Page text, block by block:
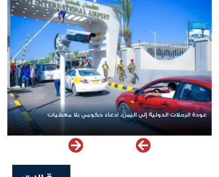
عودة الرحلات الدولية إلى اليمن.. ادعاء حكومي بلا معطيات